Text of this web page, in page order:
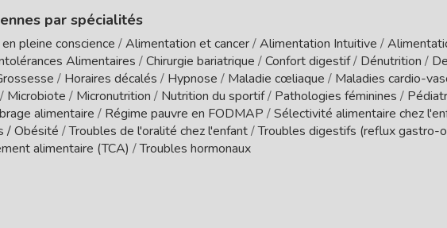
par spécialités
pleine conscience /Alimentation et cancer/Alimentation Intuitive /
Alimentaires /Chirurgie bariatrique /Confort digestif/ Dénutrition /
/ Horaires décalés / Hypnose / Maladie cœliaque / Maladies cardio-
/ Microbiote / Micronutrition / Nutrition du sportif/ Pathologies féminines /
alimentaire / Régime pauvre en FODMAP /Sélectivité alimentaire chez
/ Obésité /Troubles de l'oralité chez l'enfant/Troubles digestifs (reflux gastro-
alimentaire (TCA) /Troubles hormonaux